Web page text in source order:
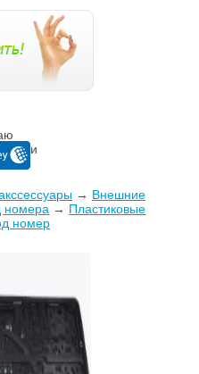
→ Внешние
номера → Пластиковые
номер